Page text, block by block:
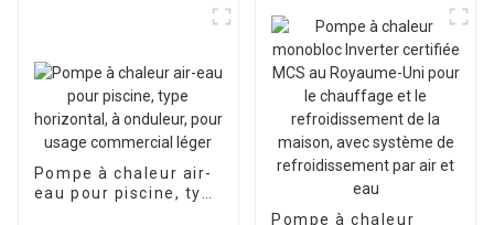
Pompe à chaleur air-
eau pour piscine, type
Pompe à chaleur